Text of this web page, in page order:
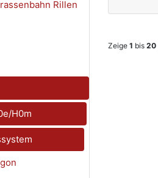
Rillen
H0m
Zeige 1 bis 20